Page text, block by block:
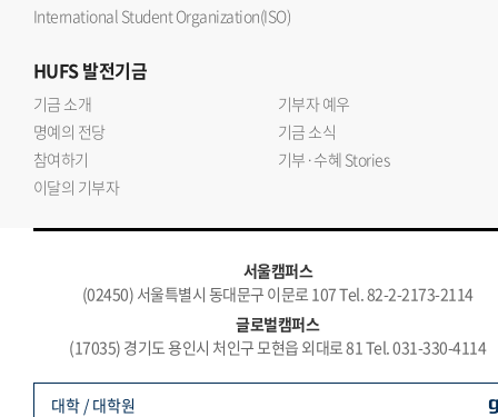
International Student Organization(ISO)
HUFS발전기금
기금 소개
기부자 예우
명예의 전당
기금 소식
참여하기
기부·수혜 Stories
이달의 기부자
서울캠퍼스
(02450) 서울특별시 동대문구 이문로 107 Tel. 82-2-2173-2114
글로벌캠퍼스
(17035) 경기도 용인시 처인구 모현읍 외대로 81 Tel. 031-330-4114
대학 / 대학원